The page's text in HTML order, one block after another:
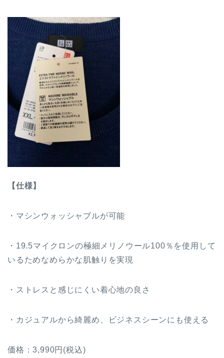
【仕様】
・マシンウォッシャブルが可能
・19.5マイクロンの極細メリノウール100％を使用して
いるためなめらかな肌触りを実現
・ストレスと感じにくい着心地の良さ
・カジュアルから綺麗め、ビジネスシーンにも使える
価格：3,990円(税込)